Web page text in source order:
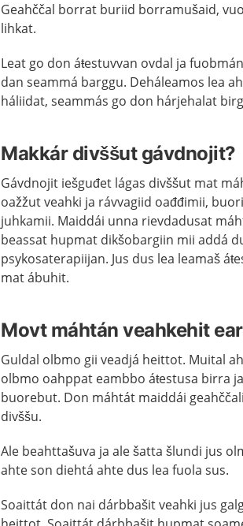
Geahččal borrat buriid borramušaid,
lihkat.
Leat go don áŧestuvvan ovdal ja
dan seammá barggu. Deháleamos lea
háliidat, seammás go don hárjehalat
Makkár divššut gávdnojit?
Gávdnojit iešguđet lágas divššut mat
oažžut veahki ja rávvagiid oađđimii,
juhkamii. Maiddái unna rievdadusat
beassat hupmat dikšobargiin mii addá
psykosaterapiijan. Jus dus lea leamaš
mat ábuhit.
Movt máhtán veahkehit
Guldal olbmo gii veadjá heittot. Muital
olbmo oahppat eambbo áŧestusa birra
buorebut. Don máhtát maiddái
divššu.
Ale beahttašuva ja ale šatta šlundi jus
ahte son diehtá ahte dus lea fuola sus.
Soaittát don nai dárbbašit veahki jus